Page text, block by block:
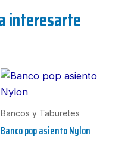
interesarte
Bancos y Taburetes
Banco pop asiento Nylon